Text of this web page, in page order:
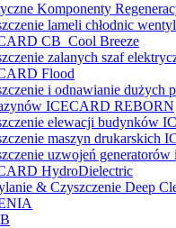
Komponenty
lameli chłodnic
CB Cool Breeze
zalanych szaf
Flood
i odnawianie dużych
ICECARD REBORN
elewacji budynków
maszyn drukarskich
uzwojeń
HydroDielectric
& Czyszczenie Deep